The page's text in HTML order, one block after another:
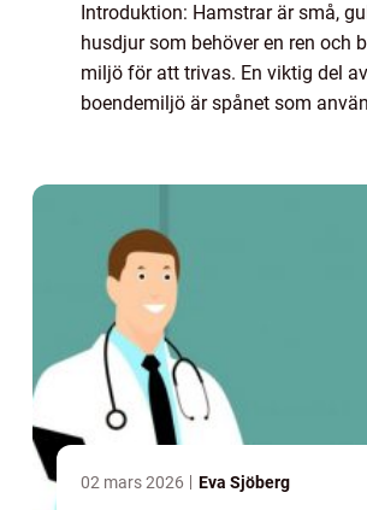
Introduktion: Hamstrar är små,
husdjur som behöver en ren och
miljö för att trivas. En viktig del
boendemiljö är spånet som
02 mars 2026 Eva Sjöberg